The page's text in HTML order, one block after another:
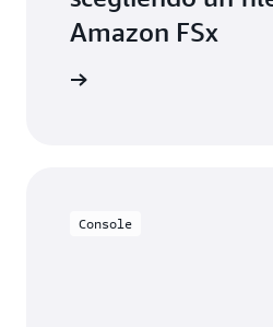
flessibilità necessaria per
Linux, Windows e macOS.
Amazon FSx
Console